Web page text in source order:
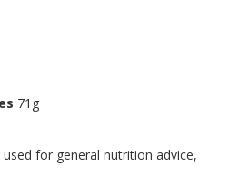
71g
for general nutrition advice,